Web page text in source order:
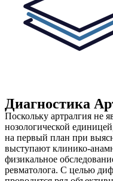
Диагностика
Поскольку артралгия не
нозологической
на первый план при
выступают клинико-
физикальное
ревматолога. С целью